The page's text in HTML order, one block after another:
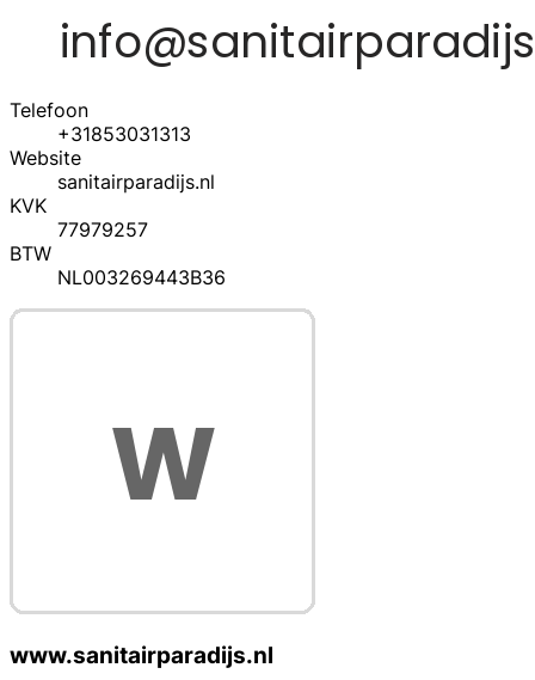
Telefoon
+31853031313
Website
sanitairparadijs.nl
KVK
77979257
BTW
NL003269443B36
www.sanitairparadijs.nl